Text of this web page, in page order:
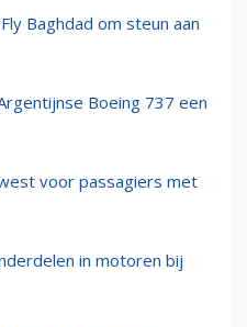
Baghdad om steun aan
Boeing 737 een
voor passagiers met
in motoren bij